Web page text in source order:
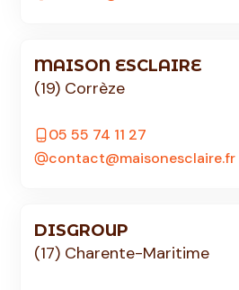
MAISON ESCLAIRE
(19) Corrèze
05 55 74 11 27
contact@maisonesclaire.fr
DISGROUP
(17) Charente-Maritime